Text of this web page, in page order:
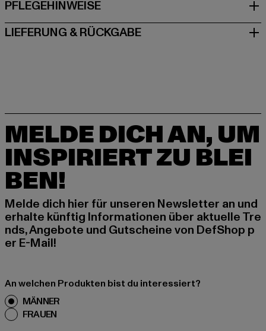
PFLEGEHINWEISE
LIEFERUNG & RÜCKGABE
MELDE DICH AN, UM
INSPIRIERT ZU BLEI
BEN!
Melde dich hier für unseren Newsletter an und
erhalte künftig Informationen über aktuelle Tre
nds, Angebote und Gutscheine von DefShop p
er E-Mail!
An welchen Produkten bist du interessiert?
MÄNNER
FRAUEN